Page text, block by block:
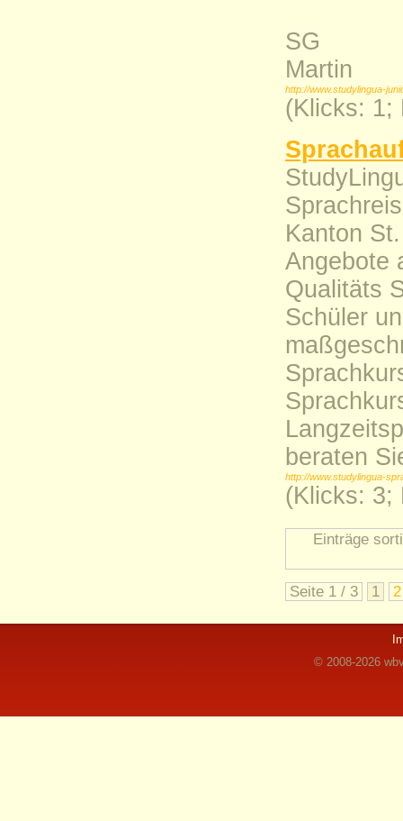
SG
Martin
http://www.studylingua-
(Klicks: 1;
Kanton
Angebote
Qualitäts
Schüler
beraten
http://www.studylingua-
(Klicks: 3;
Einträge
Seite 1 / 3 1 2
© 2008-2026